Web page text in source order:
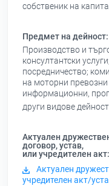
собственик на
Предмет на дейност:
Производство и
консултантски
посредничество;
на моторни
информационни,
други видове
Актуален
договор, устав,
или учредителен акт:
Актуален
учредителен акт/